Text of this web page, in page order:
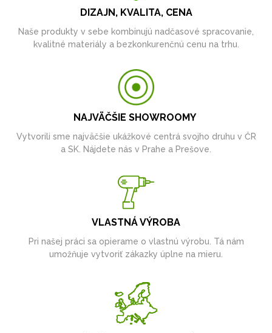
DIZAJN, KVALITA, CENA
Naše produkty v sebe kombinujú nadčasové spracovanie,
kvalitné materiály a bezkonkurenčnú cenu na trhu.
NAJVÄČŠIE SHOWROOMY
Vytvorili sme najväčšie ukážkové centrá svojho druhu v ČR
a SK. Nájdete nás v Prahe a Prešove.
VLASTNÁ VÝROBA
Pri našej práci sa opierame o vlastnú výrobu. Tá nám
umožňuje vytvoriť zákazky úplne na mieru.